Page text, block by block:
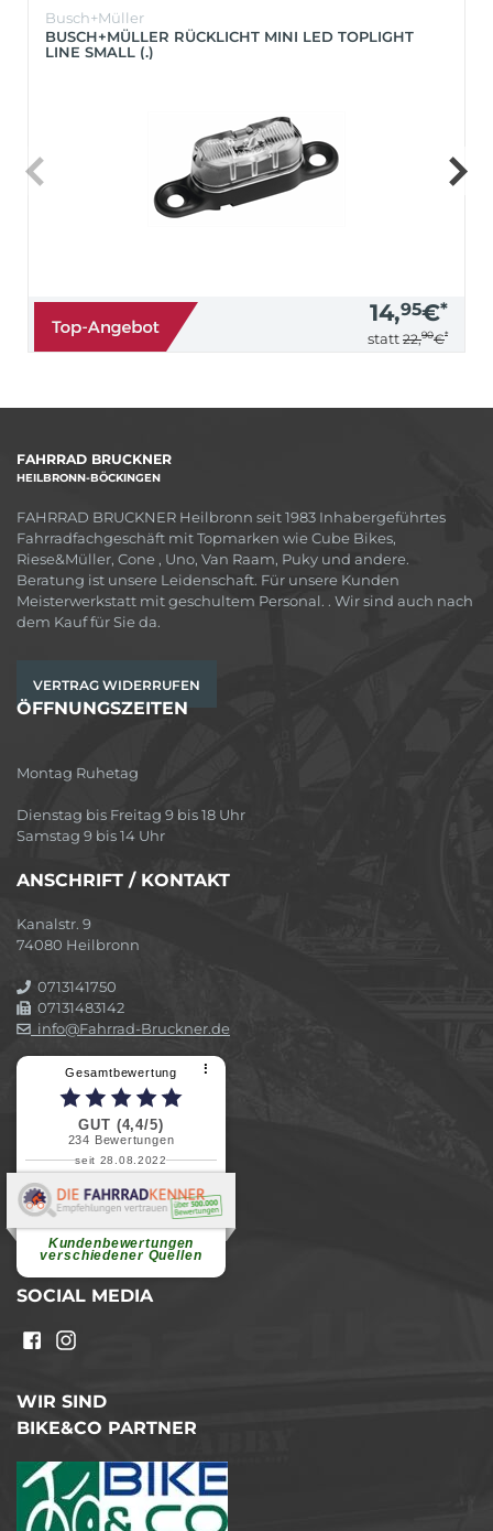
Busch+Müller
BUSCH+MÜLLER RÜCKLICHT MINI LED TOPLIGHT
LINE SMALL (.)
14,95€*
statt 22,90€*
FAHRRAD BRUCKNER
HEILBRONN-BÖCKINGEN
FAHRRAD BRUCKNER Heilbronn seit 1983 Inhabergeführtes
Fahrradfachgeschäft mit Topmarken wie Cube Bikes,
Riese&Müller, Cone , Uno, Van Raam, Puky und andere.
Beratung ist unsere Leidenschaft. Für unsere Kunden
Meisterwerkstatt mit geschultem Personal. . Wir sind auch nach
dem Kauf für Sie da.
VERTRAG WIDERRUFEN
ÖFFNUNGSZEITEN
Montag Ruhetag
Dienstag bis Freitag 9 bis 18 Uhr
Samstag 9 bis 14 Uhr
ANSCHRIFT / KONTAKT
Kanalstr. 9
74080 Heilbronn
0713141750
07131483142
info@Fahrrad-Bruckner.de
Gesamtbewertung ⠇
GUT (4,4/5)
234 Bewertungen
seit 28.08.2022
Kundenbewertungen
verschiedener Quellen
Elvira B.
Superschnelle und freundliche
weiterlesen
SOCIAL MEDIA
WIR SIND
BIKE&CO PARTNER